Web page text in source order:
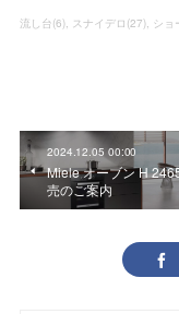
流し台(6) スナイデロ (27) ショ
2024.12.05 00:00
Miele オーブン H
売のご案内